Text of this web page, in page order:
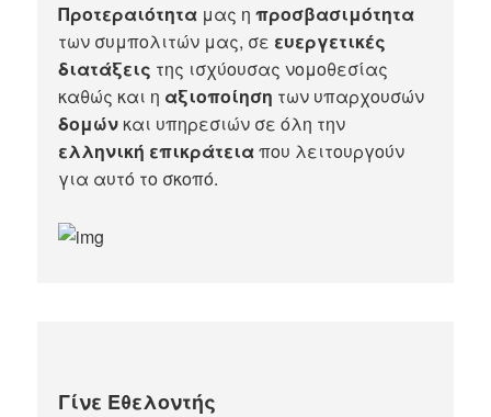
Προτεραιότητα μας ηπροσβασιμότητα
των συμπολιτών μας, σε ευεργετικές
διατάξεις της ισχύουσας νομοθεσίας
καθώς και η αξιοποίηση των υπαρχουσών
δομών και υπηρεσιών σε όλη την
ελληνική επικράτειαπου λειτουργούν
για αυτό το σκοπό.​
Γίνε Εθελοντής